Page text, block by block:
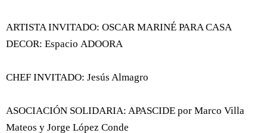
ARTISTA INVITADO: OSCAR MARINÉ PARA CASA
DECOR: Espacio ADOORA
CHEF INVITADO: Jesús Almagro
ASOCIACIÓN SOLIDARIA: APASCIDE por Marco Villa
Mateos y Jorge López Conde